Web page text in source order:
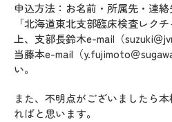
申込方法：お名前・所属先・連
「北海道東北支部臨床検査レク
上、支部長鈴木e-mail（suzuki＠
当藤本e-mail（y.fujimoto＠
い。
また、不明点がございましたら
ればと思います。